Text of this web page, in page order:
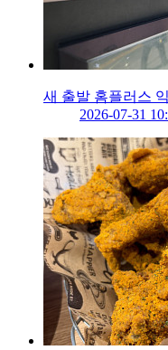
새 출발 홈플러스
2026-07-31